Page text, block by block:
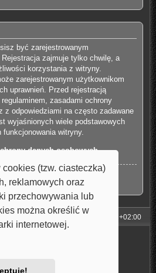
(tzw. ciasteczka)
reklamowych oraz
przechowywania lub
można określić w
internetowej.
być zarejestrowanym
zajmuje tylko chwilę, a
korzystania z witryny.
zarejestrowanym użytkownikom
uprawnień. Przed rejestracją
zasadami ochrony
z odpowiedziami na często zadawane
wyjaśnionych wiele podstawowych
witryny.
danych osobowych
UTC+02:00